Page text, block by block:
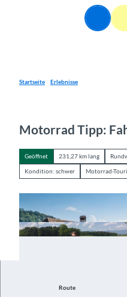
Suche Menü
Startseite Erlebnisse
Motorrad Tipp:
Geöffnet 231,27 km lang
Kondition: schwer Motorrad-
Route